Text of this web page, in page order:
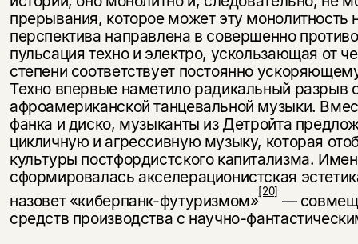
прерывания, которое может эту
перспектива направлена в совершенно
пульсация техно и электро, ускользающая от
степени соответствует постоянно
Техно впервые наметило радикальный
афроамериканской танцевальной музыки.
фанка и диско, музыканты из Детройта
цикличную и агрессивную музыку, которая
культуры постфордистского капитализма.
сформировалась акселерационистская
назовет «киберпанк-футуризмом»[20] —
средств производства с научно-